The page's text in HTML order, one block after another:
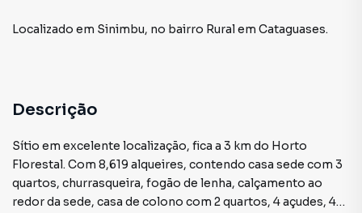
Localizado em Sinimbu, no bairro Ruralem Cataguases.
Descrição
Sítio em excelente localização, fica a 3 km do Horto
Florestal. Com 8,619 alqueires, contendo casa sede com 3
quartos, churrasqueira, fogão de lenha, calçamento ao
redor da sede, casa de colono com 2 quartos, 4 açudes, 4